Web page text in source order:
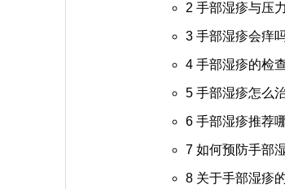
2 手部湿疹与压
3手部湿疹会痒
4手部湿疹的检
5手部湿疹怎么
6手部湿疹推荐
7如何预防手部
8关于手部湿疹